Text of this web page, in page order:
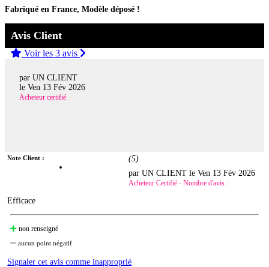
Fabriqué en France, Modèle déposé !
Avis Client
Voir les 3 avis
par UN CLIENT
le Ven 13 Fév 2026
Acheteur certifié
Note Client : (5)
par UN CLIENT leVen 13 Fév 2026
Acheteur Certifié - Nombre d'avis :
Efficace
non renseigné
aucun point négatif
Signaler cet avis comme inapproprié